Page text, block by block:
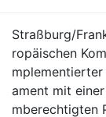
Straßburg/
ropäischen
ament mit
mberechtigten